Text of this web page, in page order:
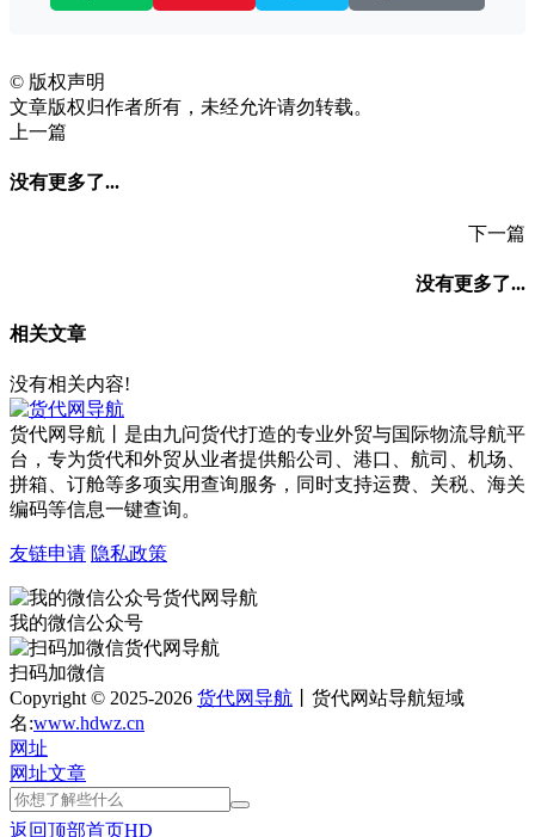
© 版权声明
文章版权归作者所有，未经允许请勿转载。
上一篇
没有更多了...
下一篇
没有更多了...
相关文章
没有相关内容!
货代网导航丨是由九问货代打造的专业外贸与国际物流导航平
台，专为货代和外贸从业者提供船公司、港口、航司、机场、
拼箱、订舱等多项实用查询服务，同时支持运费、关税、海关
编码等信息一键查询。
友链申请 隐私政策
我的微信公众号
扫码加微信
Copyright © 2025-2026 货代网导航 丨货代网站导航短域
名:www.hdwz.cn
网址
网址文章
返回顶部首页HD